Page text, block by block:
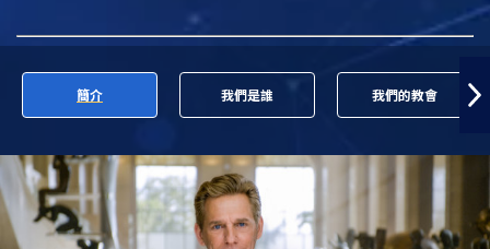
簡介 我們是誰 我們的教會